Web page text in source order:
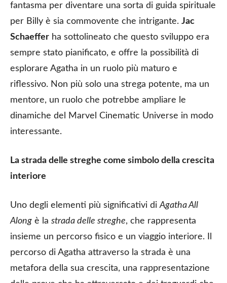
fantasma per diventare una sorta di guida spirituale
per Billy è sia commovente che intrigante. Jac
Schaeffer ha sottolineato che questo sviluppo era
sempre stato pianificato, e offre la possibilità di
esplorare Agatha in un ruolo più maturo e
riflessivo. Non più solo una strega potente, ma un
mentore, un ruolo che potrebbe ampliare le
dinamiche del Marvel Cinematic Universe in modo
interessante.
La strada delle streghe come simbolo della crescita
interiore
Uno degli elementi più significativi di Agatha All
Along è la strada delle streghe, che rappresenta
insieme un percorso fisico e un viaggio interiore. Il
percorso di Agatha attraverso la strada è una
metafora della sua crescita, una rappresentazione